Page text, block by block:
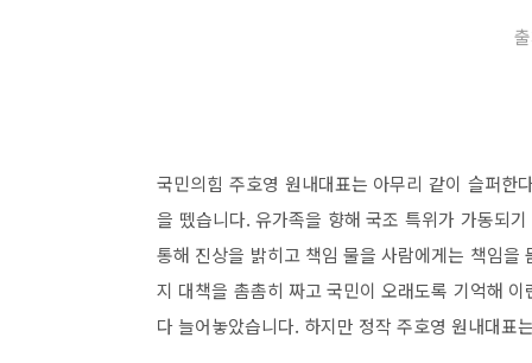
국민의힘 주호영 원내대표는 아무리 같이 슬퍼
을 뗐습니다. 유가족을 향해 국조 특위가 가동되
통해 진상을 밝히고 책임 물을 사람에게는 책임
지 대책을 촘촘히 짜고 국민이 오래도록 기억해
다 늘어놓았습니다. 하지만 정작 주호영 원내대표